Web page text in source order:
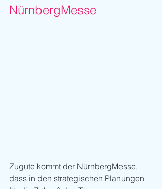
NürnbergMesse
Zugute kommt der NürnbergMesse,
dass in den strategischen Planungen